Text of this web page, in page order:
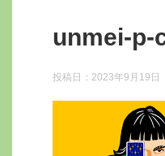
unmei-p-
投稿日： 2023年9月19日